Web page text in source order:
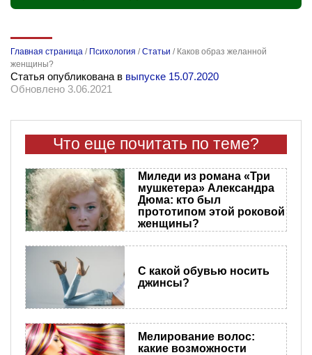
Главная страница / Психология /Статьи / Каков образ желанной
женщины?
Статья опубликована в выпуске 15.07.2020
Обновлено 3.06.2021
Что еще почитать по теме?
Миледи из романа «Три
мушкетера» Александра
Дюма: кто был
прототипом этой роковой
женщины?
С какой обувью носить
джинсы?
Мелирование волос:
какие возможности